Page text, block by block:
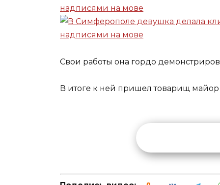
Свои работы она гордо
В итоге к ней пришел товарищ майор